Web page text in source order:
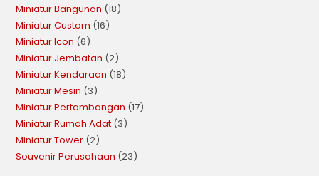
Miniatur Bangunan 18
Miniatur Custom 16
Miniatur Icon 6
Miniatur Jembatan 2
Miniatur Kendaraan 18
Miniatur Mesin 3
Miniatur Pertambangan 17
Miniatur Rumah Adat 3
Miniatur Tower 2
Souvenir Perusahaan 23